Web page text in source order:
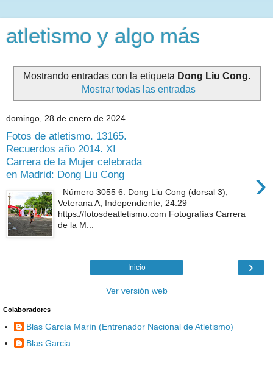
atletismo y algo más
Mostrando entradas con la etiqueta Dong Liu Cong.
Mostrar todas las entradas
domingo, 28 de enero de 2024
Fotos de atletismo. 13165.
Recuerdos año 2014. XI
Carrera de la Mujer celebrada
en Madrid: Dong Liu Cong
›
Número 3055 6. Dong Liu Cong (dorsal 3),
Veterana A, Independiente, 24:29
https://fotosdeatletismo.com Fotografías Carrera
de la M...
›
Inicio
Ver versión web
Colaboradores
Blas García Marín (Entrenador Nacional de Atletismo)
Blas Garcia